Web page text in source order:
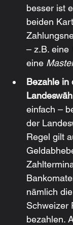
besser ist
beiden
– z.B. eine
eine
Bezahle in
einfach –
der
Regel gilt
nämlich
Schweizer
bezahlen.